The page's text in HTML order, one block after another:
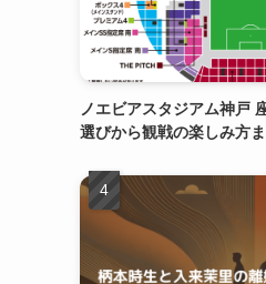
ノエビアスタジアム神戸
選びから観戦の楽しみ方